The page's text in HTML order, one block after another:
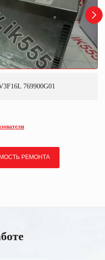
769900G01
РЕМОНТА